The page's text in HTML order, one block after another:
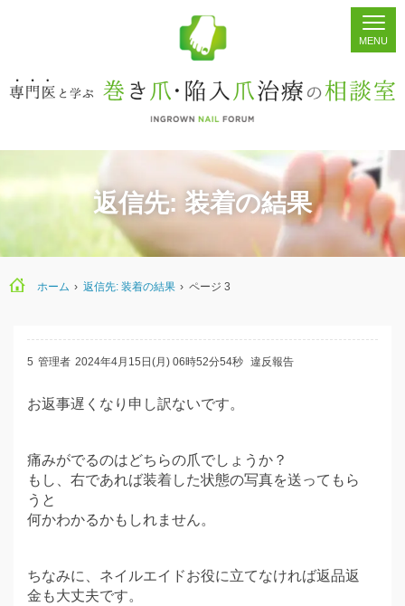
シェア 掲示板 検索
返信先: 装着の結果
ホーム › 返信先: 装着の結果 › ページ 3
5 管理者 2024年4月15日(月) 06時52分54秒 違反報告
お返事遅くなり申し訳ないです。
痛みがでるのはどちらの爪でしょうか？
もし、右であれば装着した状態の写真を送ってもら
うと
何かわかるかもしれません。
ちなみに、ネイルエイドお役に立てなければ返品返
金も大丈夫です。